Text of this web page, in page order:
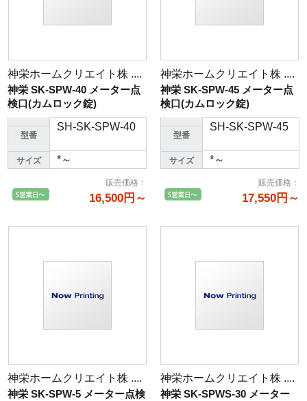
神栄ホームクリエイト株 ....
神栄 SK-SPW-40 メーター点
検口(カムロック錠)
型番
SH-SK-SPW-40
サイズ *～
販売価格 ：
16,500円～
神栄ホームクリエイト株 ....
神栄 SK-SPW-45 メーター点
検口(カムロック錠)
型番
SH-SK-SPW-45
サイズ *～
販売価格 ：
17,550円～
神栄ホームクリエイト株 ....
神栄 SK-SPW-5 メーター点検
神栄ホームクリエイト株 ....
神栄 SK-SPWS-30 メーター